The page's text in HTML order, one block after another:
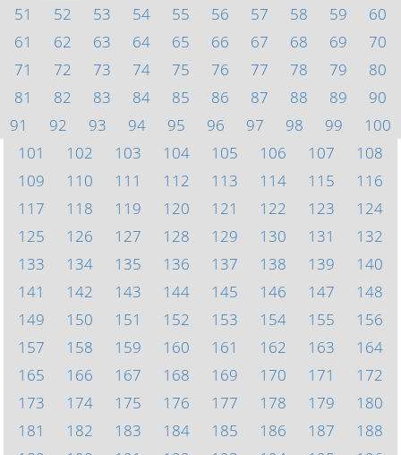
51
52 53 54 55 56 57 58 59
60
61
62 63 64 65 66 67 68 69
70
71
72 73 74 75 76 77 78 79
80
81
82 83 84 85 86 87 88 89
90
91
92 93 94 95 96 97 98 99
100
101
102 103 104 105 106 107
108
109
110 111 112 113 114 115
116
117
118 119 120 121 122 123
124
125
126 127 128 129 130 131
132
133
134 135 136 137 138 139
140
141
142 143 144 145 146 147
148
149
150 151 152 153 154 155
156
157
158 159 160 161 162 163
164
165
166 167 168 169 170 171
172
173
174 175 176 177 178 179
180
181
182 183 184 185 186 187
188